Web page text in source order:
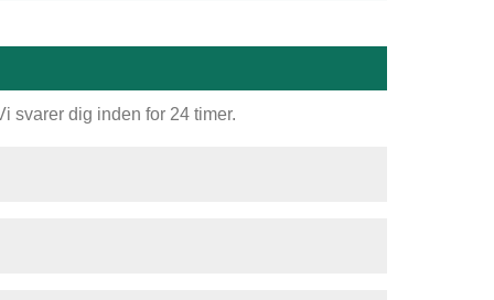
svarer dig inden for 24 timer.